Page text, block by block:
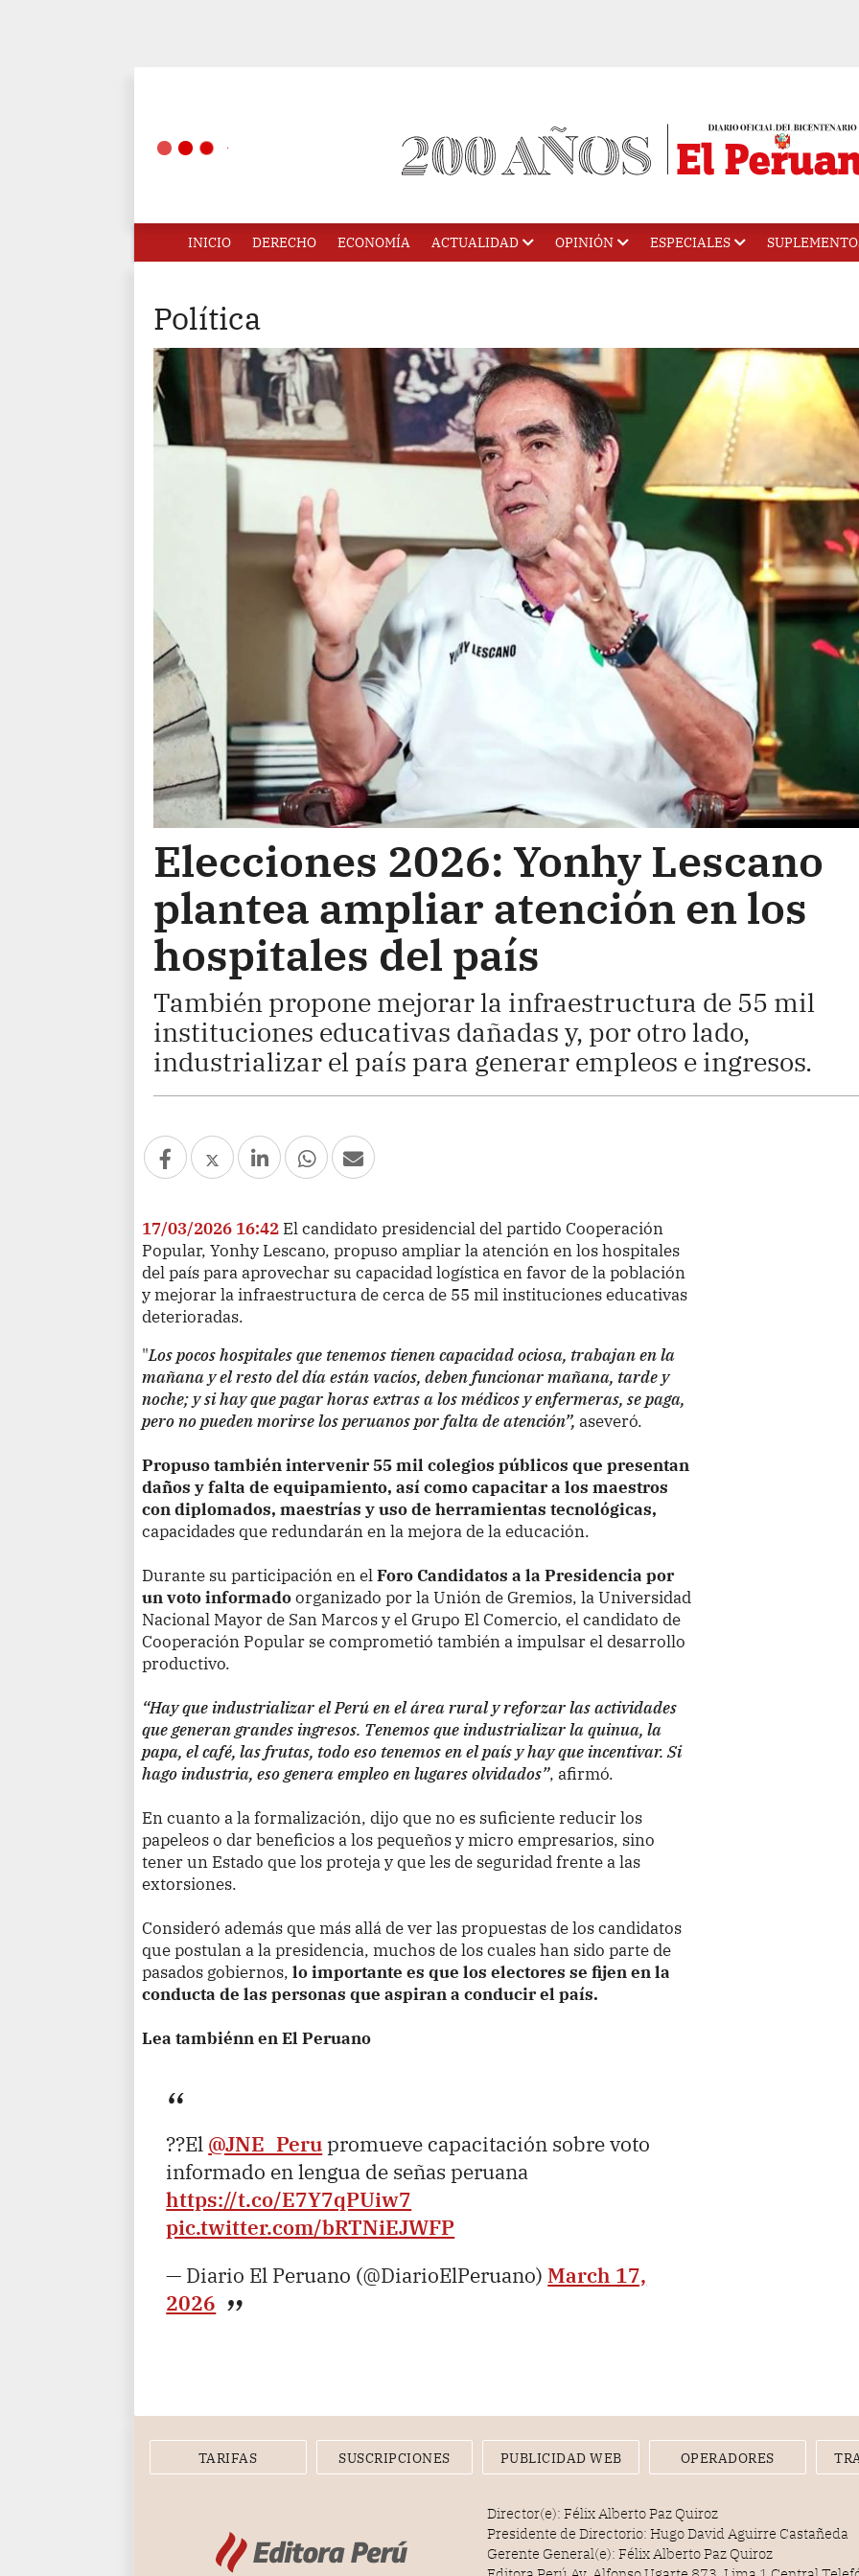
INICIO DERECHO ECONOMÍA ACTUALIDAD OPINIÓN ESPECIALES
Política
Elecciones 2026: Yonhy Lescano
plantea ampliar atención en los
hospitales del país
También propone mejorar la infraestructura de 55 mil
instituciones educativas dañadas y, por otro lado,
industrializar el país para generar empleos e ingresos.
17/03/2026 16:42 El candidato presidencial del partido Cooperación
Popular, Yonhy Lescano, propuso ampliar la atención en los hospitales
del país para aprovechar su capacidad logística en favor de la población
y mejorar la infraestructura de cerca de 55 mil instituciones educativas
deterioradas.
"Los pocos hospitales que tenemos tienen capacidad ociosa, trabajan en la
mañana y el resto del día están vacíos, deben funcionar mañana, tarde y
noche; y si hay que pagar horas extras a los médicos y enfermeras, se paga,
pero no pueden morirse los peruanos por falta de atención”, aseveró.
Propuso también intervenir 55 mil colegios públicos que presentan
daños y falta de equipamiento, así como capacitar a los maestros
con diplomados, maestrías y uso de herramientas tecnológicas,
capacidades que redundarán en la mejora de la educación.
Durante su participación en elForo Candidatos a la Presidencia por
un voto informadoorganizado por la Unión de Gremios, la Universidad
Nacional Mayor de San Marcos y el Grupo El Comercio, el candidato de
Cooperación Popular se comprometió también a impulsar el desarrollo
productivo.
“Hay que industrializar el Perú en el área rural y reforzar las actividades
que generan grandes ingresos. Tenemos que industrializar la quinua, la
papa, el café, las frutas, todo eso tenemos en el país y hay que incentivar. Si
hago industria, eso genera empleo en lugares olvidados”, afirmó.
En cuanto a la formalización, dijo que no es suficiente reducir los
papeleos o dar beneficios a los pequeños y micro empresarios, sino
tener un Estado que los proteja y que les de seguridad frente a las
extorsiones.
Consideró además que más allá de ver las propuestas de los candidatos
que postulan a la presidencia, muchos de los cuales han sido parte de
pasados gobiernos,lo importante es que los electores se fijen en la
conducta de las personas que aspiran a conducir el país.
Lea tambiénn en El Peruano
??El @JNE_Perupromueve capacitación sobre voto
informado en lengua de señas peruana
https://t.co/E7Y7qPUiw7
pic.twitter.com/bRTNiEJWFP
— Diario El Peruano (@DiarioElPeruano) March 17,
2026
TARIFAS SUSCRIPCIONES PUBLICIDAD WEB OPERADORES
Director(e): Félix Alberto Paz Quiroz
Presidente de Directorio: Hugo David Aguirre Castañeda
Gerente General(e): Félix Alberto Paz Quiroz